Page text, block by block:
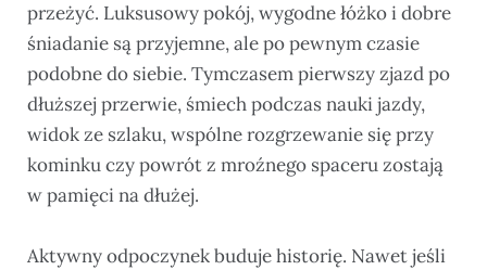
przeżyć. Luksusowy pokój, wygodne łóżko i dobre
śniadanie są przyjemne, ale po pewnym czasie
podobne do siebie. Tymczasem pierwszy zjazd po
dłuższej przerwie, śmiech podczas nauki jazdy,
widok ze szlaku, wspólne rozgrzewanie się przy
kominku czy powrót z mroźnego spaceru zostają
w pamięci na dłużej.
Aktywny odpoczynek buduje historię. Nawet jeśli